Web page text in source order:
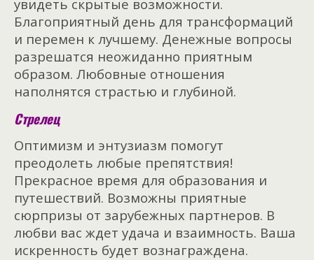
увидеть скрытые возможности.
Благоприятный день для трансформаций
и перемен к лучшему. Денежные вопросы
разрешатся неожиданно приятным
образом. Любовные отношения
наполнятся страстью и глубиной.
Стрелец
Оптимизм и энтузиазм помогут
преодолеть любые препятствия!
Прекрасное время для образования и
путешествий. Возможны приятные
сюрпризы от зарубежных партнеров. В
любви вас ждет удача и взаимность. Ваша
искренность будет вознаграждена.